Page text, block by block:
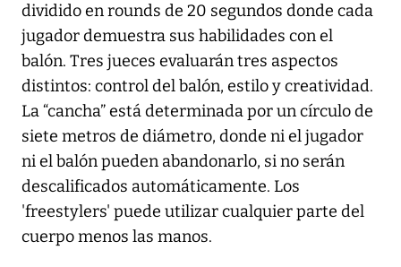
dividido en rounds de 20 segundos donde cada
jugador demuestra sus habilidades con el
balón. Tres jueces evaluarán tres aspectos
distintos: control del balón, estilo y creatividad.
La “cancha” está determinada por un círculo de
siete metros de diámetro, donde ni el jugador
ni el balón pueden abandonarlo, si no serán
descalificados automáticamente. Los
'freestylers' puede utilizar cualquier parte del
cuerpo menos las manos.